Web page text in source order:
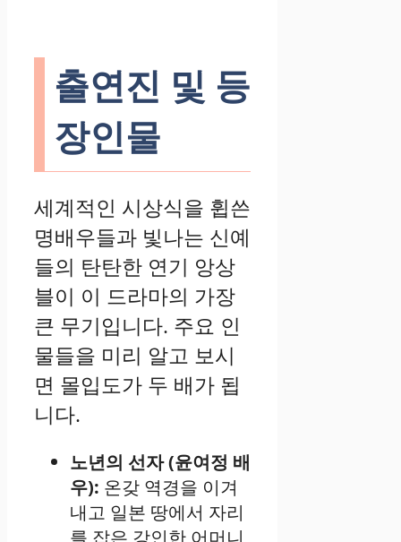
출연진 및 등
장인물
세계적인 시상식을 휩쓴
명배우들과 빛나는 신예
들의 탄탄한 연기 앙상
블이 이 드라마의 가장
큰 무기입니다. 주요 인
물들을 미리 알고 보시
면 몰입도가 두 배가 됩
니다.
노년의 선자 (윤여정 배
우): 온갖 역경을 이겨
내고 일본 땅에서 자리